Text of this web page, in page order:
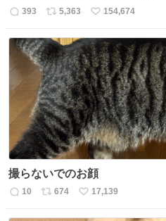
返
数
393
リ
ス
ト
数
5,363
い
ね
数
154,674
撮らないでのお顔
返
10
リ
674
い
17,139